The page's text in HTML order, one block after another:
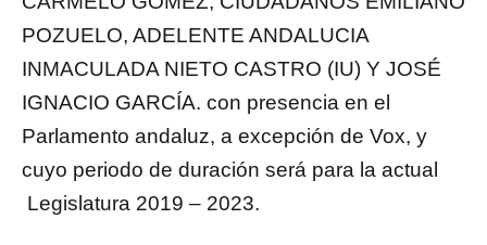
POZUELO, ADELENTE ANDALUCIA
INMACULADA NIETO CASTRO (IU) Y JOSÉ
IGNACIO GARCÍA. con presencia en el
Parlamento andaluz, a excepción de Vox, y
cuyo periodo de duración será para la actual
Legislatura 2019 – 2023.